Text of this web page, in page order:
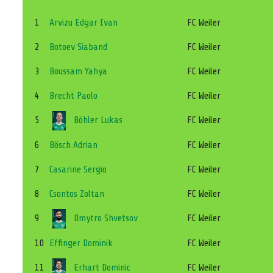
1 Arvizu Edgar Ivan FC Weiler
2 Botoev Siaband FC Weiler
3 Boussam Yahya FC Weiler
4 Brecht Paolo FC Weiler
5 Böhler Lukas FC Weiler
6 Bösch Adrian FC Weiler
7 Casarine Sergio FC Weiler
8 Csontos Zoltan FC Weiler
9 Dmytro Shvetsov FC Weiler
10 Effinger Dominik FC Weiler
11 Erhart Dominic FC Weiler